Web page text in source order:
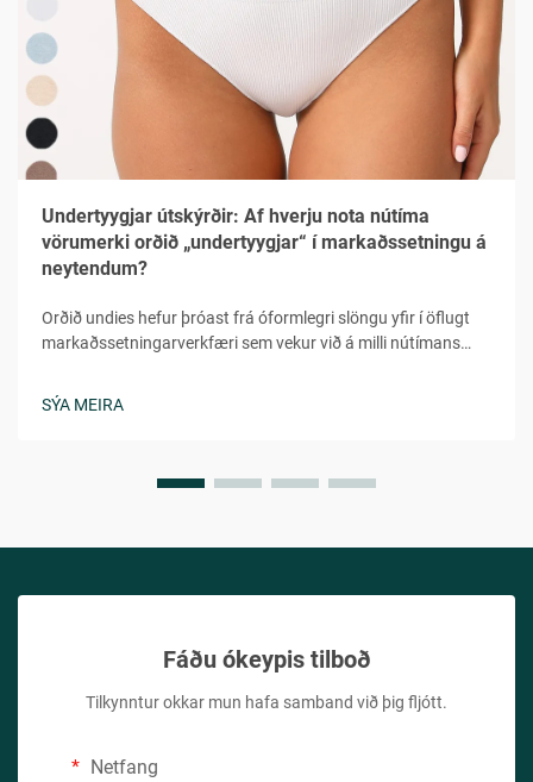
Undertyygjar útskýrðir: Af hverju nota nútíma
vörumerki orðið „undertyygjar“ í markaðssetningu á
neytendum?
Orðið undies hefur þróast frá óformlegri slöngu yfir í öflugt
markaðssetningarverkfæri sem vekur við á milli nútímans
persónulega orð veitir tilfinninguna fyrir hversdagsleit,
SÝA MEIRA
Fáðu ókeypis tilboð
Tilkynntur okkar mun hafa samband við þig fljótt.
Netfang